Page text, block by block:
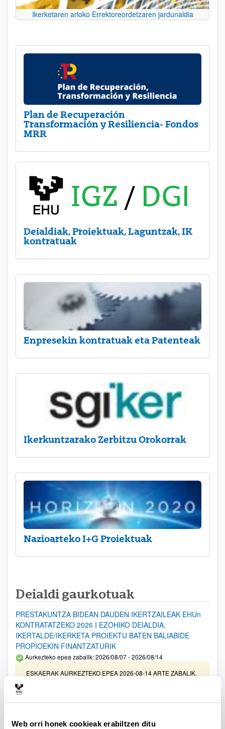
Web orri honek cookieak erabiltzen ditu
Ikerketaren arloko Errektoreordetzaren jardunaldia
Plan de Recuperación
Transformación y Resiliencia- Fondos
MRR
Deialdiak, Proiektuak, Laguntzak, IK
kontratuak
Enpresekin kontratuak eta Patenteak
Ikerkuntzarako Zerbitzu Orokorrak
Nazioarteko I+G Proiektuak
Deialdi gaurkotuak
PRESTAKUNTZA BIDEAN DAUDEN IKERTZAILEAK EHUn
KONTRATATZEKO 2026 I EZOHIKO DEIALDIA,
IKERTALDE/IKERKETA PROIEKTU BATEN BALIABIDE
PROPIOEKIN FINANTZATURIK
Aurkezteko epea zabalik: 2026/08/07 - 2026/08/14
ESKAERAK AURKEZTEKO EPEA 2026-08-14 ARTE ZABALIK.
UPV/EHUn Azpiegitura Zientifikoa eta Funts Bibliografikoak